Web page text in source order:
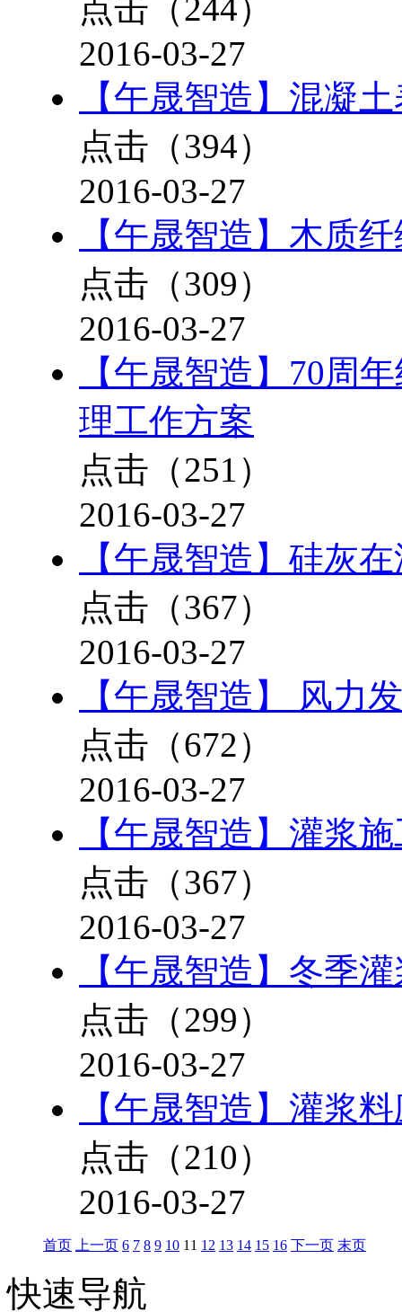
点击（244）
2016-03-27
【午晟智造】混凝
点击（394）
2016-03-27
【午晟智造】木质
点击（309）
2016-03-27
【午晟智造】70周
理工作方案
点击（251 ）
2016-03-27
【午晟智造】硅灰
点击（367）
2016-03-27
【午晟智造】 风力
点击（672）
2016-03-27
【午晟智造】灌浆
点击（367）
2016-03-27
【午晟智造】冬季
点击（299）
2016-03-27
【午晟智造】灌浆
点击（210）
2016-03-27
首页 上一页 6 7 8 9 10 11 12 13 14 15 16 下一页 末页
快速导航